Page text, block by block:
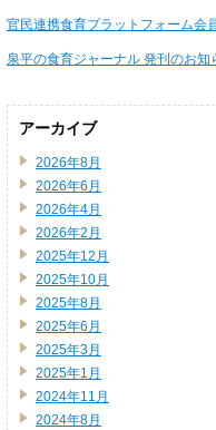
官民連携食育プラットフォーム会
泉平の食育ジャーナル 発刊のお知
アーカイブ
2026年8月
2026年6月
2026年4月
2026年2月
2025年12月
2025年10月
2025年8月
2025年6月
2025年3月
2025年1月
2024年11月
2024年8月